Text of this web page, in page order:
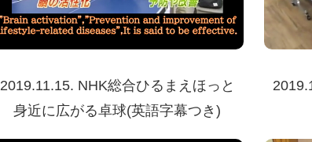
2019.11.15. NHK総合ひるまえほっと
身近に広がる卓球(英語字幕つき)